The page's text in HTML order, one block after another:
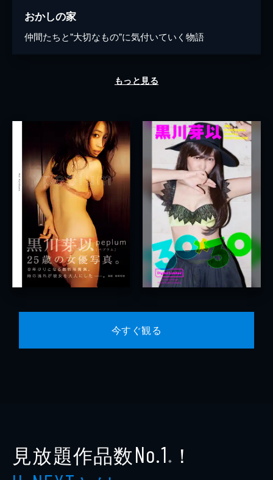
おかしの家
仲間たちと"大切なもの"に気付いていく物語
もっと見る
今すぐ観る
見放題作品数No.1 ※ ！